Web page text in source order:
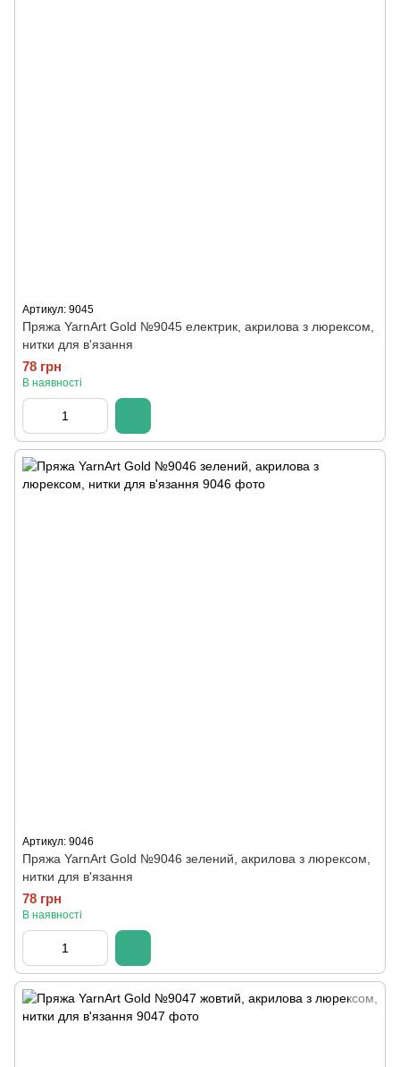
Артикул: 9045
Пряжа YarnArt Gold №9045 електрик, акрилова з люрексом,
нитки для в'язання
78 грн
В наявності
Артикул: 9046
Пряжа YarnArt Gold №9046 зелений, акрилова з люрексом,
нитки для в'язання
78 грн
В наявності